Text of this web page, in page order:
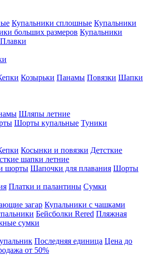
Купальники сплошные Купальники
больших размеров Купальники
Плавки
Козырьки Панамы Повязки Шапки
Шляпы летние
Шорты купальные Туники
Косынки и повязки Детсткие
шапки летние
шорты Шапочки для плавания Шорты
Платки и палантины Сумки
загар Купальники с чашками
Бейсболки Rered Пляжная
сумки
Последняя единица Цена до
от 50%